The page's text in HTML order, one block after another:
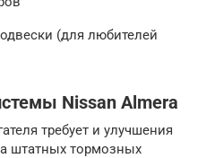
(для любителей
Nissan Almera
требует и улучшения
штатных тормозных